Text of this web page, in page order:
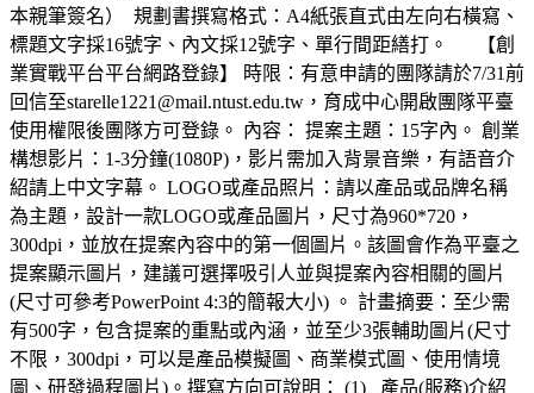
本親筆簽名） ​ 規劃書撰寫格式：A4紙張直式由左向右橫寫、
標題文字採16號字、內文採12號字、單行間距繕打。 【創
業實戰平台平台網路登錄】 時限：有意申請的團隊請於7/31前
回信至starelle1221@mail.ntust.edu.tw，育成中心開啟團隊平臺
使用權限後團隊方可登錄。 內容： 提案主題：15字內。 創業
構想影片：1-3分鐘(1080P)，影片需加入背景音樂，有語音介
紹請上中文字幕。 LOGO或產品照片：請以產品或品牌名稱
為主題，設計一款LOGO或產品圖片，尺寸為960*720，
300dpi，並放在提案內容中的第一個圖片。該圖會作為平臺之
提案顯示圖片，建議可選擇吸引人並與提案內容相關的圖片
(尺寸可參考PowerPoint 4:3的簡報大小) 。 計畫摘要：至少需
有500字，包含提案的重點或內涵，並至少3張輔助圖片(尺寸
不限，300dpi，可以是產品模擬圖、商業模式圖、使用情境
圖、研發過程圖片)。撰寫方向可說明： (1) 產品(服務)介紹